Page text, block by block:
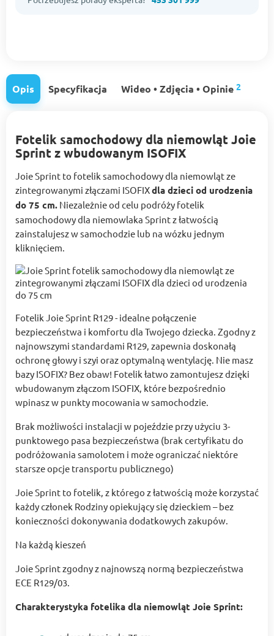
Opis Specyfikacja Wideo • Zdjęcia • Opinie 2
Fotelik samochodowy dla niemowląt Joie
Sprint z wbudowanym ISOFIX
Joie Sprint to fotelik samochodowy dla niemowląt ze
zintegrowanymi złączami ISOFIXdla dzieci od urodzenia
do 75 cm. Niezależnie od celu podróży fotelik
samochodowy dla niemowlaka Sprint z łatwością
zainstalujesz w samochodzie lub na wózku jednym
kliknięciem.
Fotelik Joie Sprint R129 - idealne połączenie
bezpieczeństwa i komfortu dla Twojego dziecka. Zgodny z
najnowszymi standardami R129, zapewnia doskonałą
ochronę głowy i szyi oraz optymalną wentylację. Nie masz
bazy ISOFIX? Bez obaw! Fotelik łatwo zamontujesz dzięki
wbudowanym złączom ISOFIX, które bezpośrednio
wpinasz w punkty mocowania w samochodzie.
Brak możliwości instalacji w pojeździe przy użyciu 3-
punktowego pasa bezpieczeństwa (brak certyfikatu do
podróżowania samolotem i może ograniczać niektóre
starsze opcje transportu publicznego)
Joie Sprint to fotelik, z którego z łatwością może korzystać
każdy członek Rodziny opiekujący się dzieckiem – bez
konieczności dokonywania dodatkowych zakupów.
Na każdą kieszeń
Joie Sprint zgodny z najnowszą normą bezpieczeństwa
ECE R129/03.
Charakterystyka fotelika dla niemowląt Joie Sprint: